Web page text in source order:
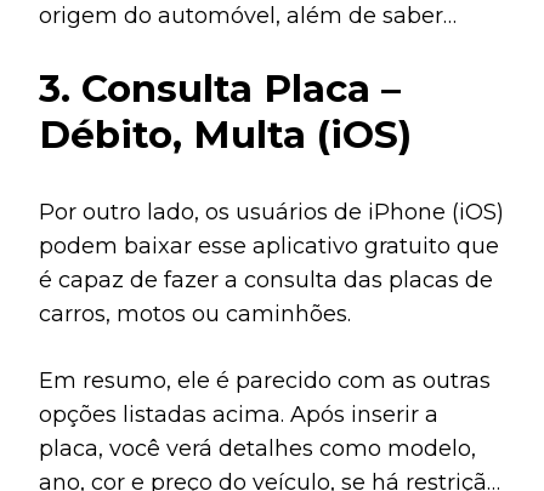
origem do automóvel, além de saber
informações exibidas.
3. Consulta Placa –
Débito, Multa (iOS)
Por outro lado, os usuários de iPhone (iOS)
podem baixar esse aplicativo gratuito que
é capaz de fazer a consulta das placas de
carros, motos ou caminhões.
Em resumo, ele é parecido com as outras
opções listadas acima. Após inserir a
placa, você verá detalhes como modelo,
ano, cor e preço do veículo, se há restrição